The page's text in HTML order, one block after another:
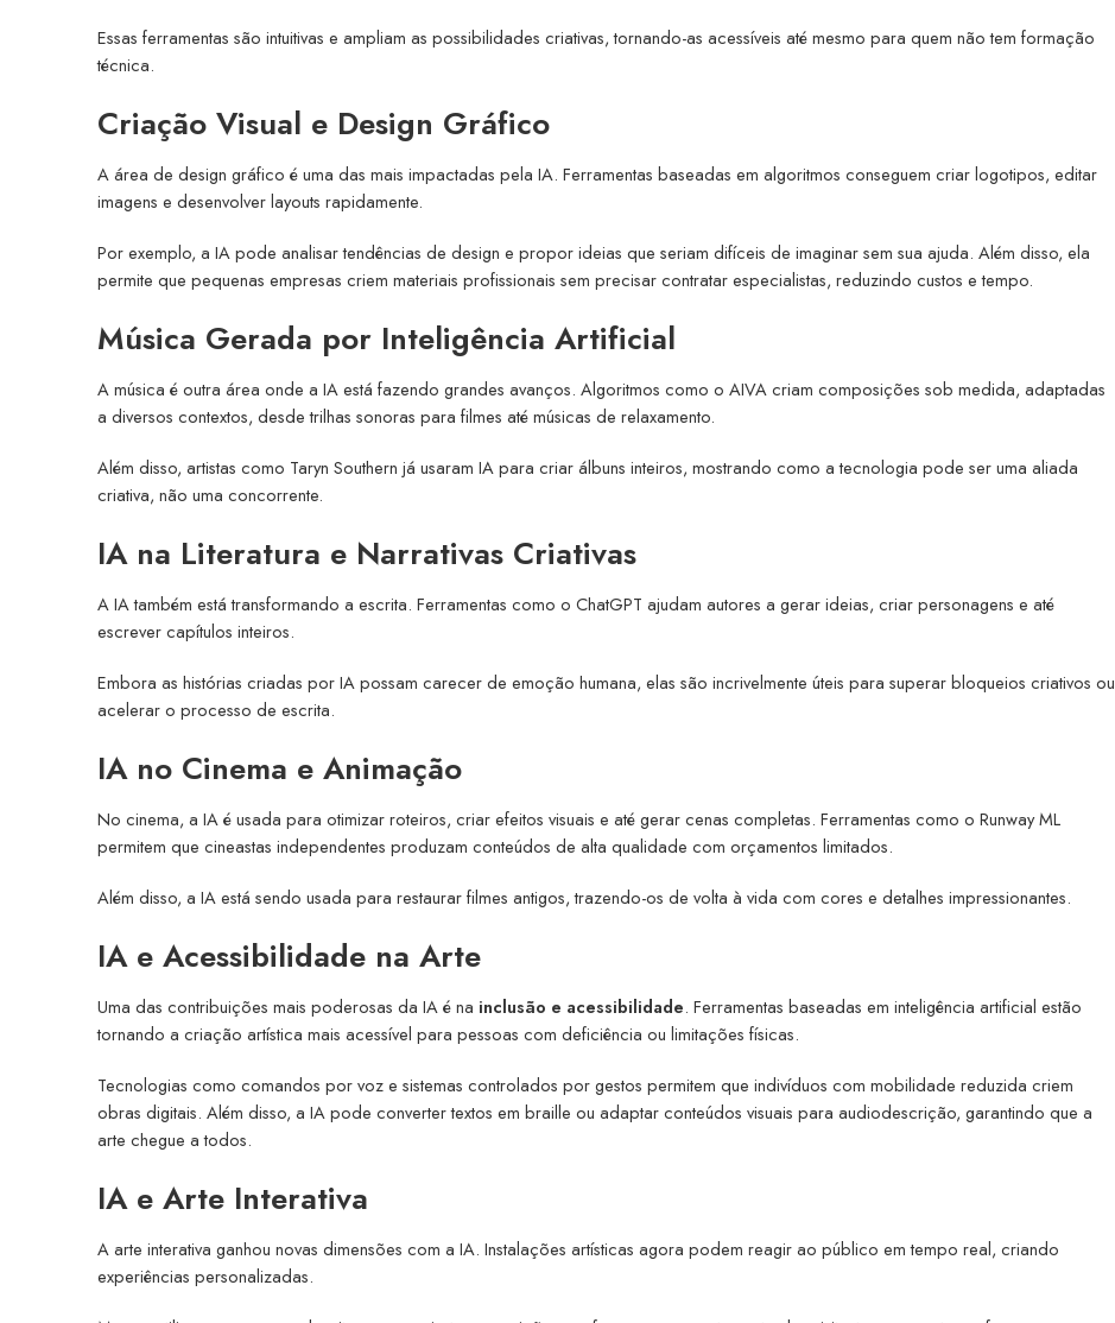
Essas ferramentas são intuitivas e ampliam as possibilidades criativas, tornando-as acessíveis até mesmo para quem não tem formação
técnica.
Criação Visual e Design Gráfico
A área de design gráfico é uma das mais impactadas pela IA. Ferramentas baseadas em algoritmos conseguem criar logotipos, editar
imagens e desenvolver layouts rapidamente.
Por exemplo, a IA pode analisar tendências de design e propor ideias que seriam difíceis de imaginar sem sua ajuda. Além disso, ela
permite que pequenas empresas criem materiais profissionais sem precisar contratar especialistas, reduzindo custos e tempo.
Música Gerada por Inteligência Artificial
A música é outra área onde a IA está fazendo grandes avanços. Algoritmos como o AIVA criam composições sob medida, adaptadas
a diversos contextos, desde trilhas sonoras para filmes até músicas de relaxamento.
Além disso, artistas como Taryn Southern já usaram IA para criar álbuns inteiros, mostrando como a tecnologia pode ser uma aliada
criativa, não uma concorrente.
IA na Literatura e Narrativas Criativas
A IA também está transformando a escrita. Ferramentas como o ChatGPT ajudam autores a gerar ideias, criar personagens e até
escrever capítulos inteiros.
Embora as histórias criadas por IA possam carecer de emoção humana, elas são incrivelmente úteis para superar bloqueios criativos ou
acelerar o processo de escrita.
IA no Cinema e Animação
No cinema, a IA é usada para otimizar roteiros, criar efeitos visuais e até gerar cenas completas. Ferramentas como o Runway ML
permitem que cineastas independentes produzam conteúdos de alta qualidade com orçamentos limitados.
Além disso, a IA está sendo usada para restaurar filmes antigos, trazendo-os de volta à vida com cores e detalhes impressionantes.
IA e Acessibilidade na Arte
Uma das contribuições mais poderosas da IA é na inclusão e acessibilidade. Ferramentas baseadas em inteligência artificial estão
tornando a criação artística mais acessível para pessoas com deficiência ou limitações físicas.
Tecnologias como comandos por voz e sistemas controlados por gestos permitem que indivíduos com mobilidade reduzida criem
obras digitais. Além disso, a IA pode converter textos em braille ou adaptar conteúdos visuais para audiodescrição, garantindo que a
arte chegue a todos.
IA e Arte Interativa
A arte interativa ganhou novas dimensões com a IA. Instalações artísticas agora podem reagir ao público em tempo real, criando
experiências personalizadas.